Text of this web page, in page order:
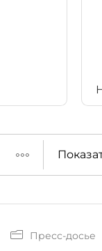
Пресс-досье